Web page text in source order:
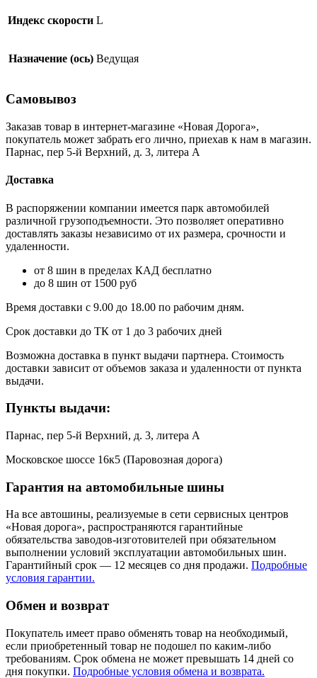
Индекс скорости L
Назначение (ось) Ведущая
Самовывоз
Заказав товар в интернет-магазине «Новая Дорога»,
покупатель может забрать его лично, приехав к нам в магазин.
Парнас, пер 5-й Верхний, д. 3, литера А
Доставка
В распоряжении компании имеется парк автомобилей
различной грузоподъемности. Это позволяет оперативно
доставлять заказы независимо от их размера, срочности и
удаленности.
от 8 шин в пределах КАД бесплатно
до 8 шин от 1500 руб
Время доставки с 9.00 до 18.00 по рабочим дням.
Срок доставки до ТК от 1 до 3 рабочих дней
Возможна доставка в пункт выдачи партнера. Стоимость
доставки зависит от объемов заказа и удаленности от пункта
выдачи.
Пункты выдачи:
Парнас, пер 5-й Верхний, д. 3, литера А
Московское шоссе 16к5 (Паровозная дорога)
Гарантия на автомобильные шины
На все автошины, реализуемые в сети сервисных центров
«Новая дорога», распространяются гарантийные
обязательства заводов-изготовителей при обязательном
выполнении условий эксплуатации автомобильных шин.
Гарантийный срок — 12 месяцев со дня продажи. Подробные
условия гарантии.
Обмен и возврат
Покупатель имеет право обменять товар на необходимый,
если приобретенный товар не подошел по каким-либо
требованиям. Срок обмена не может превышать 14 дней со
дня покупки. Подробные условия обмена и возврата.